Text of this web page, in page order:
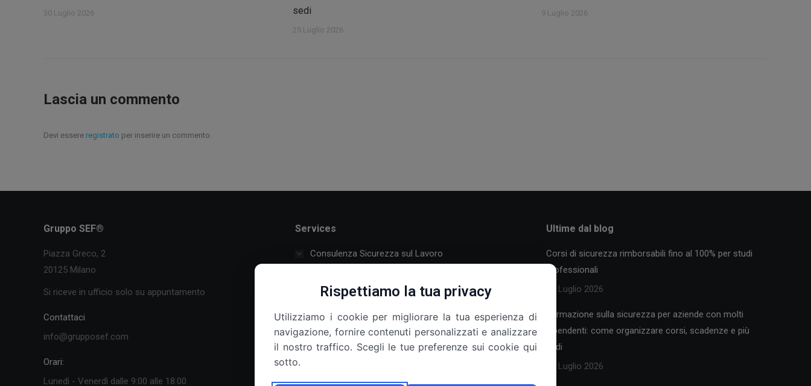
30 Luglio 2026
sedi
25 Luglio 2026
9 Luglio 2026
Lascia un commento
Devi essere registrato per inserire un commento.
Gruppo SEF®
Piazza Greco, 2
20125 Milano
Si riceve in ufficio solo su appuntamento
Contattaci
info@grupposef.com
Orari:
Lunedì - Venerdì dalle 9:00 alle 18:00
Services
Consulenza Sicurezza sul Lavoro
rischio associati alle differenti mansioni svolte in
migliorare le condizioni di lavoro.
Formazione
Ultime dal blog
Corsi di sicurezza rimborsabili fino al 100% per studi
professionali
30 Luglio 2026
Formazione sulla sicurezza per aziende con molti
dipendenti: come organizzare corsi, scadenze e più
sedi
25 Luglio 2026
Rispettiamo la tua privacy
Utilizziamo i cookie per migliorare la tua esperienza di
navigazione, fornire contenuti personalizzati e analizzare
il nostro traffico. Scegli le tue preferenze sui cookie qui
sotto.